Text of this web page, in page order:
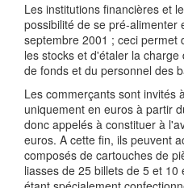
Les institutions financières et
possibilité de se pré-alimenter
septembre 2001 ; ceci permet
les stocks et d'étaler la
de fonds et du personnel des
Les commerçants sont invités
uniquement en euros à partir
donc appelés à constituer à
euros. A cette fin, ils peuvent
composés de cartouches de
liasses de 25 billets de 5 et